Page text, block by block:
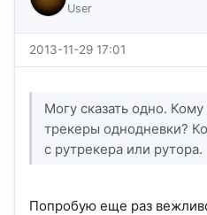
User
2013-11-29 17:01
Могу сказать одно.
трекеры однодневки?
с рутрекера или рутора.
Попробую еще раз